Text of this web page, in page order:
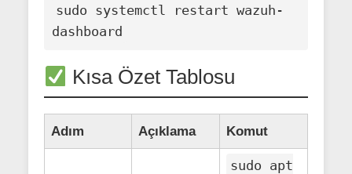
sudo systemctl restart wazuh-
Kısa Özet Tablosu
Adım Açıklama Komut
sudo apt